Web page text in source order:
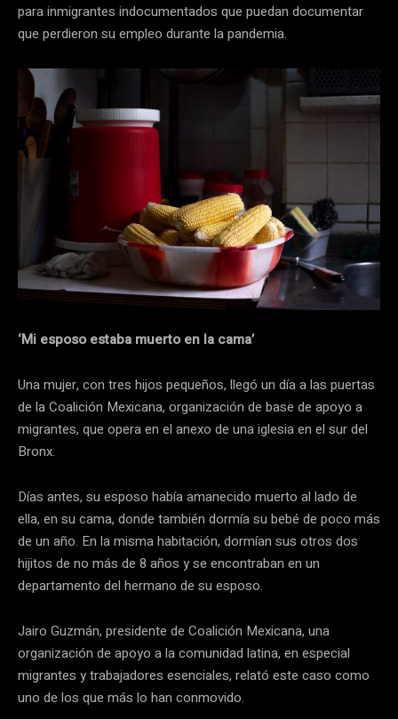
para inmigrantes indocumentados que puedan documentar
que perdieron su empleo durante la pandemia.
‘Mi esposo estaba muerto en la cama’
Una mujer, con tres hijos pequeños, llegó un día a las puertas
de laCoalición Mexicana, organización de base de apoyo a
migrantes, que opera en el anexo de una iglesia en el sur del
Bronx.
Días antes, su esposo había amanecido muerto al lado de
ella, en su cama, donde también dormía su bebé de poco más
de un año. En la misma habitación, dormían sus otros dos
hijitos de no más de 8 años y se encontraban en un
departamento del hermano de su esposo.
Jairo Guzmán, presidente de Coalición Mexicana, una
organización de apoyo a la comunidad latina, en especial
migrantes y trabajadores esenciales, relató este caso como
uno de los que más lo han conmovido.